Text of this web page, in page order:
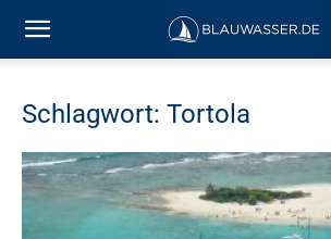
Schlagwort: Tortola